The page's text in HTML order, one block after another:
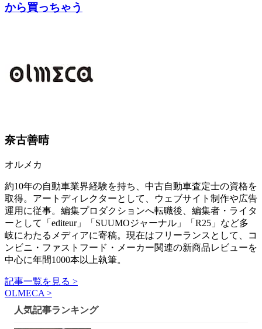
から買っちゃう
奈古善晴
オルメカ
約10年の自動車業界経験を持ち、中古自動車査定士の資格を
取得。アートディレクターとして、ウェブサイト制作や広告
運用に従事。編集プロダクションへ転職後、編集者・ライタ
ーとして「editeur」「SUUMOジャーナル」「R25」など多
岐にわたるメディアに寄稿。現在はフリーランスとして、コ
ンビニ・ファストフード・メーカー関連の新商品レビューを
中心に年間1000本以上執筆。
記事一覧を見る >
OLMECA >
人気記事ランキング